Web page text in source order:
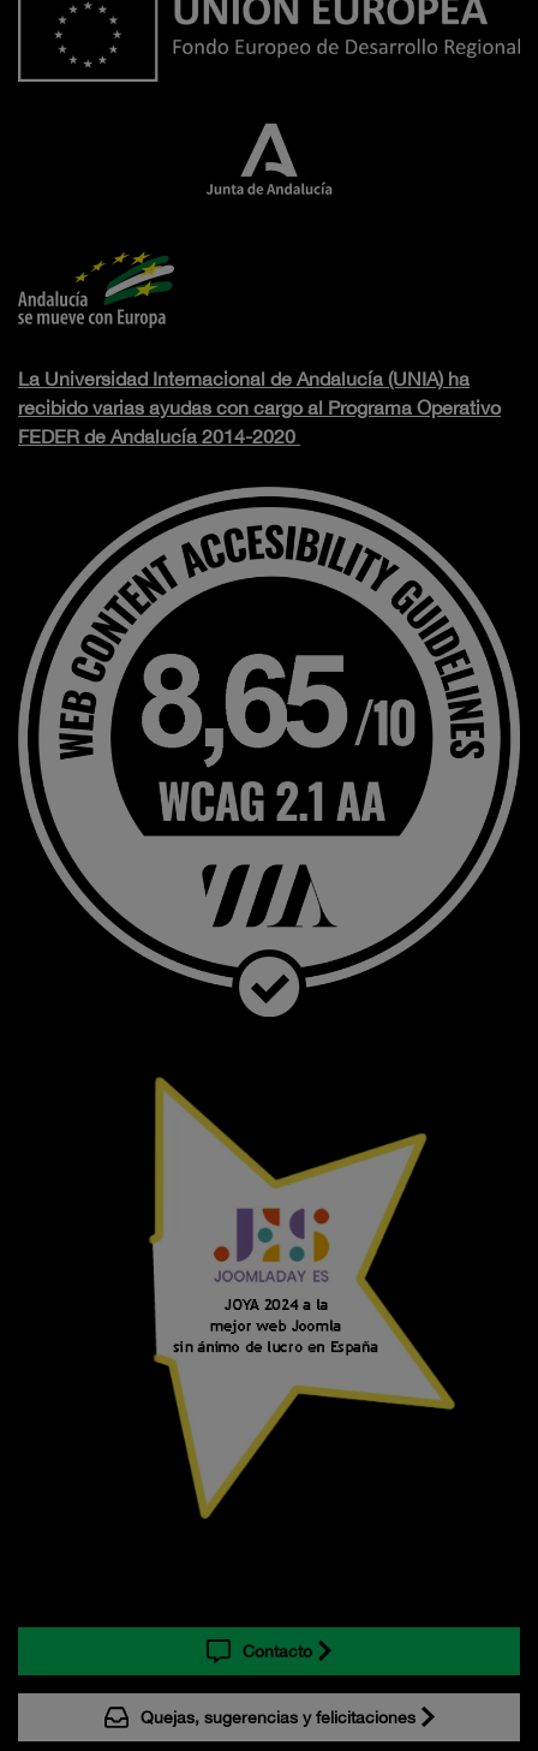
La Universidad Internacional de Andalucía (UNIA) ha
recibido varias ayudas con cargo al Programa Operativo
FEDER de Andalucía 2014-2020
Contacto
Quejas, sugerencias y felicitaciones